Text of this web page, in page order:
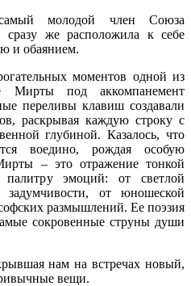
молодой член Союза
сразу же расположила к себе
и обаянием.
моментов одной из
Мирты под аккомпанемент
переливы клавиш создавали
раскрывая каждую строку с
глубиной. Казалось, что
воедино, рождая особую
– это отражение тонкой
эмоций: от светлой
задумчивости, от юношеской
размышлений. Ее поэзия
сокровенные струны души
нам на встречах новый,
вещи.